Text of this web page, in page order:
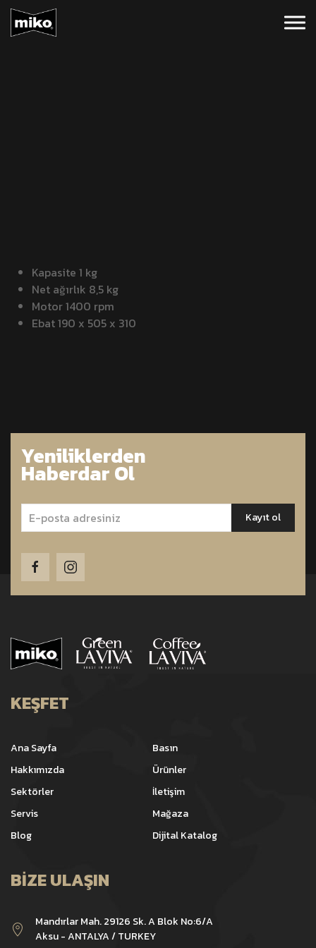
Kapasite 1 kg
Net ağırlık 8,5 kg
Motor 1400 rpm
Ebat 190 x 505 x 310
Yeniliklerden
Haberdar Ol
KEŞFET
Ana Sayfa
Hakkımızda
Sektörler
Servis
Blog
Basın
Ürünler
İletişim
Mağaza
Dijital Katalog
BIZE ULAŞIN
Mandırlar Mah. 29126 Sk. A Blok No:6/A
Aksu - ANTALYA / TURKEY